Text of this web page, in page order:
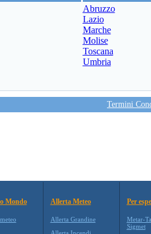
Abruzzo
Lazio
Marche
Molise
Toscana
Umbria
Termini
Mondo Allerta Meteo
Allerta Grandine
Per
Metar-
Sigmet